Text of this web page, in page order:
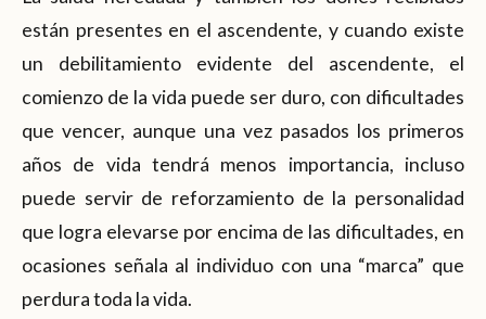
están presentes en el ascendente, y cuando existe
un debilitamiento evidente del ascendente, el
comienzo de la vida puede ser duro, con dificultades
que vencer, aunque una vez pasados los primeros
años de vida tendrá menos importancia, incluso
puede servir de reforzamiento de la personalidad
que logra elevarse por encima de las dificultades, en
ocasiones señala al individuo con una “marca” que
perdura toda la vida.